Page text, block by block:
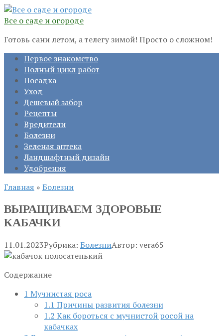
Перейти
к
Все о саде и огороде
Готовь сани летом, а телегу зимой! Просто о сложном!
Первое знакомство
Полный цикл работ
Посадка
Уход
Дешевый забор
Рецепты
Вредители
Болезни
Зеленая аптека
Ландшафтный дизайн
Удобрения
Главная » Болезни
ВЫРАЩИВАЕМ ЗДОРОВЫЕ
КАБАЧКИ
11.01.2023Рубрика: БолезниАвтор: vera65
Содержание
1 Мучнистая роса
1.1 Причины развития болезни
1.2 Как бороться с мучнистой росой на
кабачках